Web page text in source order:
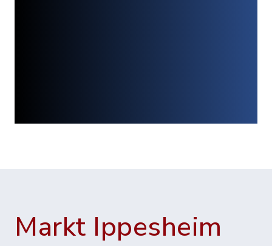
Markt Ippesheim